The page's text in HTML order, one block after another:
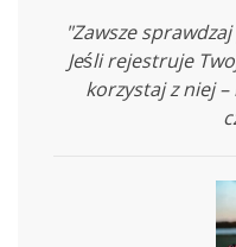
"Zawsze
Jeśli rejestruje
korzystaj z niej